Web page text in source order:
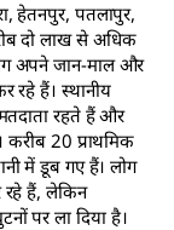
हेतनपुर, पतलापुर,
दो लाख से अधिक
अपने जान-माल और
रहे हैं। स्थानीय
रहते हैं और
करीब 20 प्राथमिक
में डूब गए हैं। लोग
रहे हैं, लेकिन
पर ला दिया है।